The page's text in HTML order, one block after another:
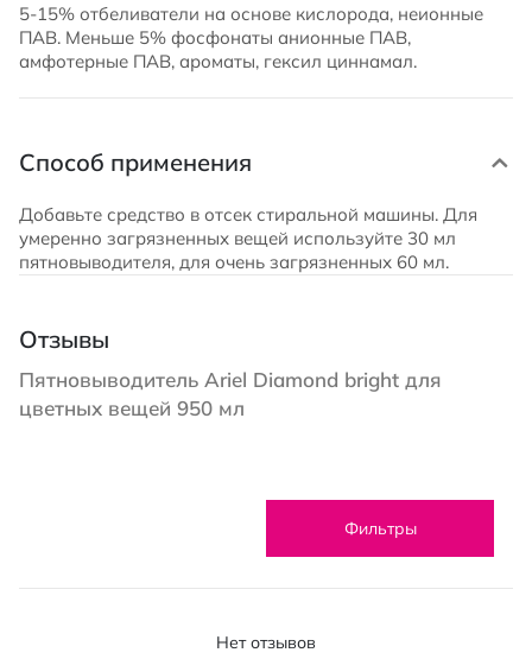
5-15% отбеливатели на основе кислорода, неионные
ПАВ. Меньше 5% фосфонаты анионные ПАВ,
амфотерные ПАВ, ароматы, гексил циннамал.
Способ применения
Добавьте средство в отсек стиральной машины. Для
умеренно загрязненных вещей используйте 30 мл
пятновыводителя, для очень загрязненных 60 мл.
Отзывы
Пятновыводитель Ariel Diamond bright для
цветных вещей 950 мл
Фильтры
Нет отзывов